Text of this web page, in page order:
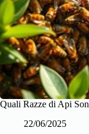
Quali Razze di Api
22/06/2025